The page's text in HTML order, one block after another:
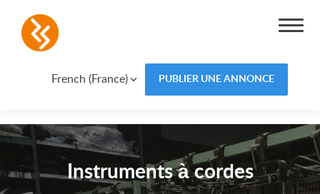
French (France) PUBLIER UNE ANNONCE
Instruments à cordes